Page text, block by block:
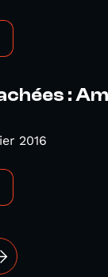
:
2016